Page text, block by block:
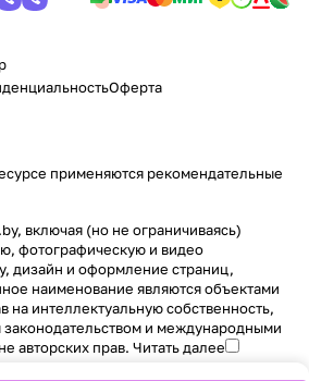
Оферта
применяются рекомендательные
включая (но не ограничиваясь)
фотографическую и видео
дизайн и оформление страниц,
наименование являются объектами
на интеллектуальную собственность,
и международными
авторских прав. Читать далее